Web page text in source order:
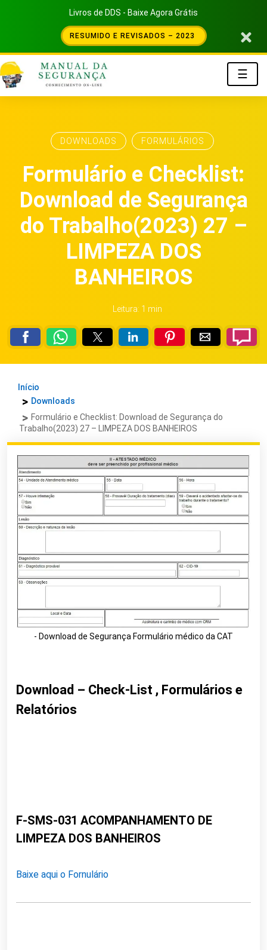
Livros de DDS - Baixe Agora Grátis
RESUMIDO E REVISADOS – 2023
☰
DOWNLOADS FORMULÁRIOS
Formulário e Checklist:
Download de Segurança
do Trabalho(2023) 27 –
LIMPEZA DOS
BANHEIROS
Leitura: 1 min
Início
Downloads
Formulário e Checklist: Download de Segurança do
Trabalho(2023) 27 – LIMPEZA DOS BANHEIROS
- Download de Segurança Formulário médico da CAT
Download – Check-List , Formulários e
Relatórios
F-SMS-031 ACOMPANHAMENTO DE
LIMPEZA DOS BANHEIROS
Baixe aqui o Fornulário